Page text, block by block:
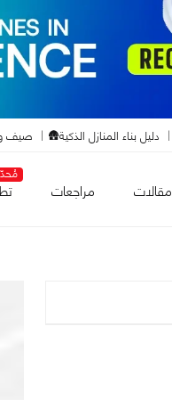
دليل بناء المنازل الذكية🛖 صيف
مقالات مراجعات